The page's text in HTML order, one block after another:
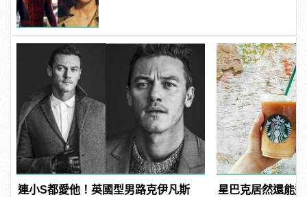
連小S都愛他！英國型男路克伊凡斯
星巴克居然還能